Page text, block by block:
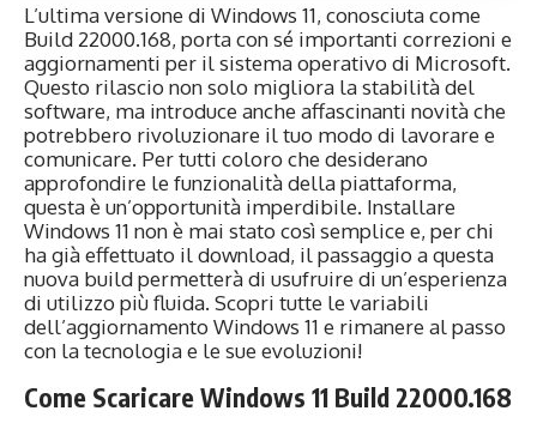
L’ultima versione di Windows 11, conosciuta come
Build 22000.168, porta con sé importanti correzioni e
aggiornamenti per il sistema operativo di Microsoft.
Questo rilascio non solo migliora la stabilità del
software, ma introduce anche affascinanti novità che
potrebbero rivoluzionare il tuo modo di lavorare e
comunicare. Per tutti coloro che desiderano
approfondire le funzionalità della piattaforma,
questa è un’opportunità imperdibile. Installare
Windows 11 non è mai stato così semplice e, per chi
ha già effettuato il download, il passaggio a questa
nuova build permetterà di usufruire di un’esperienza
di utilizzo più fluida. Scopri tutte le variabili
dell’aggiornamento Windows 11 e rimanere al passo
con la tecnologia e le sue evoluzioni!
Come Scaricare Windows 11 Build 22000.168